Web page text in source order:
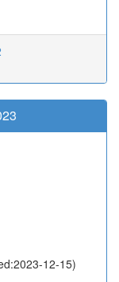
12-15)